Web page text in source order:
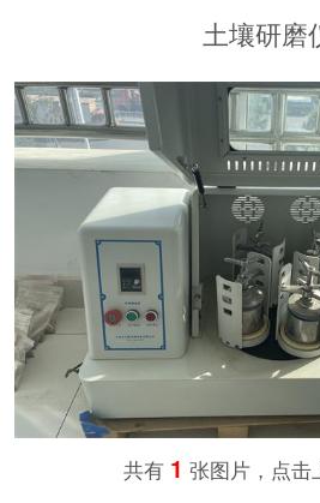
土壤研磨
共有 1 张图片，点击